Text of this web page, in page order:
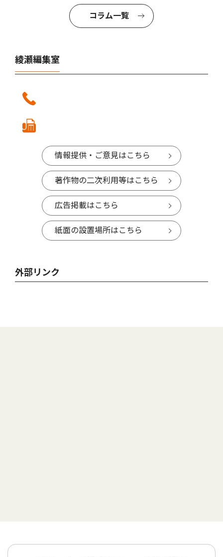
コラム一覧
綾瀬編集室
情報提供・ご意見はこちら
著作物の二次利用等はこちら
広告掲載はこちら
紙面の設置場所はこちら
外部リンク